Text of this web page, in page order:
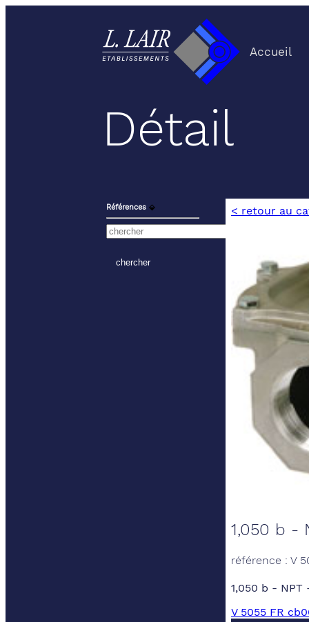
Accueil
Détail
Références ⬙ < retour au
1,050 b -
référence : V
1,050 b - NPT
V 5055 FR